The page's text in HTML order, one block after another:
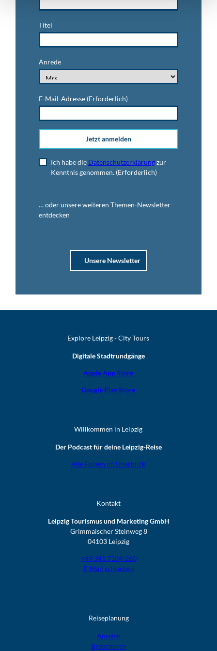
Titel
Anrede
E-Mail-Adresse (Erforderlich)
Jetzt anmelden
Ich habe die Datenschutzerklärungzur
Kenntnis genommen. (Erforderlich)
… oder unsere weiteren Themen-Newsletter
entdecken
Unsere Newsletter
Explore Leipzig - City Tours
Digitale Stadtrundgänge
Apple App Store
Google Play Store
Willkommen in Leipzig
Der Podcast für deine Leipzig-Reise
Alle Folgen im Überblick
Kontakt
Leipzig Tourismus und Marketing GmbH
Grimmaischer Steinweg 8
04103 Leipzig
+49 341 7104-260
E-Mail schreiben
Reiseplanung
Anreise
Broschüren